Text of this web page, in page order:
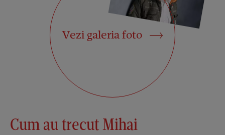
Vezi galeria foto
Cum au trecut Mihai